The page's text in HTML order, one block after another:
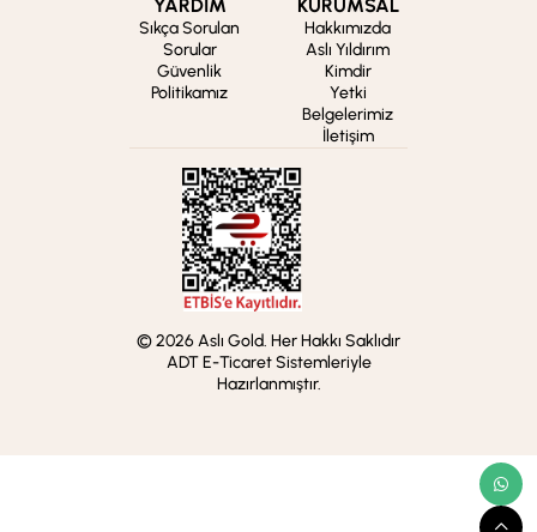
YARDIM
Sıkça Sorulan
Sorular
Güvenlik
Politikamız
KURUMSAL
Hakkımızda
Aslı Yıldırım
Kimdir
Yetki
Belgelerimiz
İletişim
© 2026 Aslı Gold. Her Hakkı Saklıdır
ADT E-Ticaret Sistemleriyle
Hazırlanmıştır.